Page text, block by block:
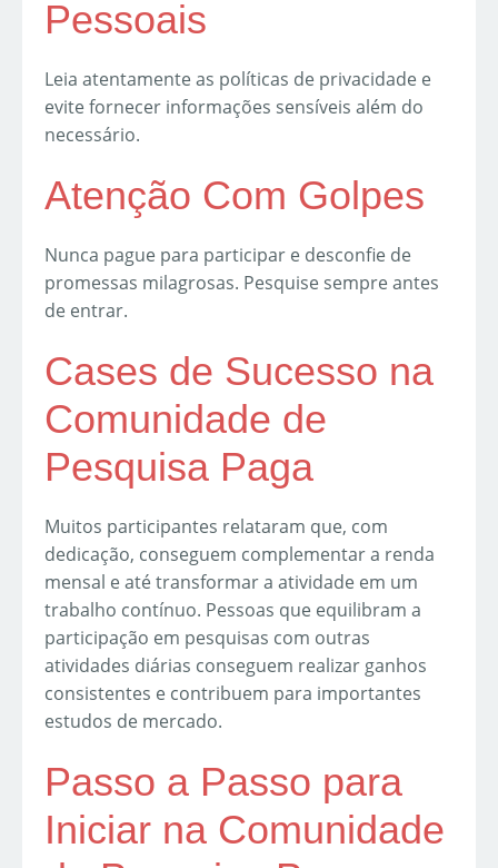
Pessoais
Leia atentamente as políticas de privacidade e
evite fornecer informações sensíveis além do
necessário.
Atenção Com Golpes
Nunca pague para participar e desconfie de
promessas milagrosas. Pesquise sempre antes
de entrar.
Cases de Sucesso na
Comunidade de
Pesquisa Paga
Muitos participantes relataram que, com
dedicação, conseguem complementar a renda
mensal e até transformar a atividade em um
trabalho contínuo. Pessoas que equilibram a
participação em pesquisas com outras
atividades diárias conseguem realizar ganhos
consistentes e contribuem para importantes
estudos de mercado.
Passo a Passo para
Iniciar na Comunidade